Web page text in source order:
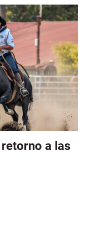
a las